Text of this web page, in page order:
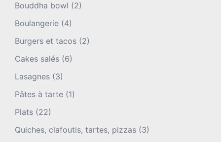
Bouddha bowl (2)
Boulangerie (4)
Burgers et tacos (2)
Cakes salés (6)
Lasagnes (3)
Pâtes à tarte (1)
Plats (22)
Quiches, clafoutis, tartes, pizzas (3)